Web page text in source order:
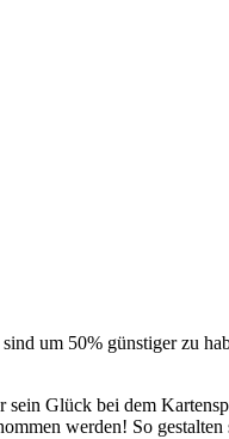
um 50% günstiger zu
Glück bei dem
werden! So